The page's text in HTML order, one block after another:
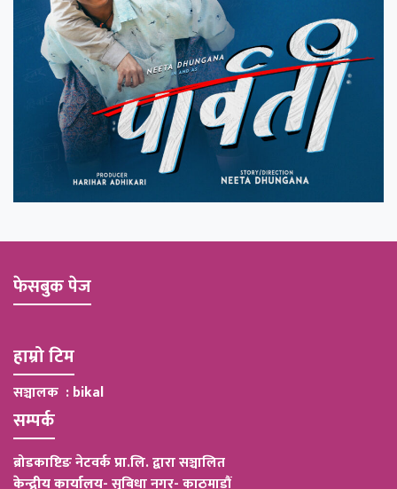
फेसबुक पेज
हाम्रो टिम
सञ्चालक : bikal
सम्पर्क
ब्रोडकाष्टिङ नेटवर्क प्रा.लि. द्वारा सञ्चालित
केन्द्रीय कार्यालय-सुबिधा नगर- काठमाडौं